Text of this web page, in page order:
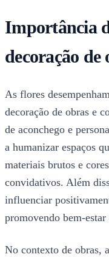
Importância
decoração de
As flores
decoração de obras e
de aconchego e
a humanizar espaços
materiais brutos e
convidativos. Além
influenciar
promovendo bem-
No contexto de obras,